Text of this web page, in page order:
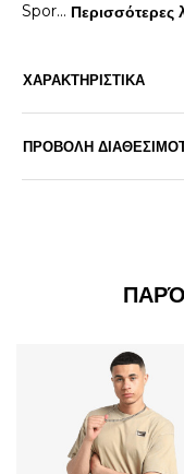
Spor... Περισσότερες
ΧΑΡΑΚΤΗΡΙΣΤΙΚΑ
ΠΡΟΒΟΛΗ